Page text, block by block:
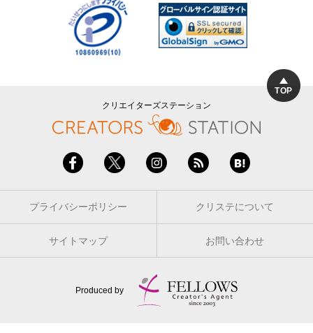
TOP
クリエイターズステーション
プライバシーポリシー クリステについて
サイトマップ お問い合わせ
Produced by